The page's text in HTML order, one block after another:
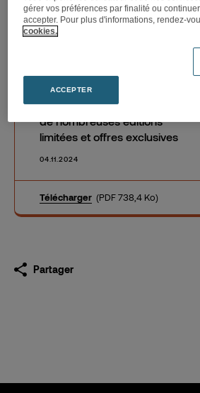
exclusives
70 ans de culture et de tech
Fnac fête son histoire avec
de nombreuses éditions
limitées et offres exclusives
04.11.2024
Télécharger (PDF 738,4 Ko)
Partager
gérer vos préférences par finalité ou
accepter. Pour plus d'informations, rendez-
cookies.
ACCEPTER